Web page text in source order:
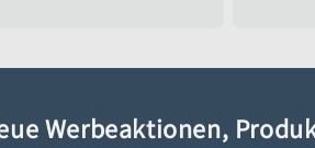
Werbeaktionen,